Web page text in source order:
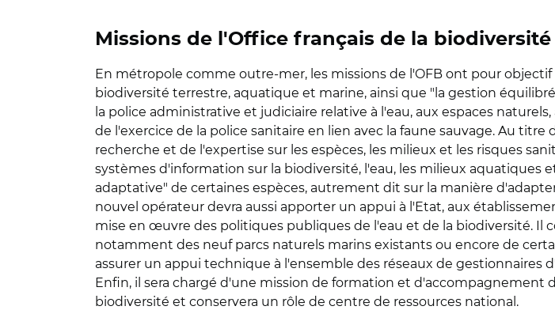
Missions de l'Office français de la biodiversité
En métropole comme outre-mer, les missions de l'OFB ont pour
biodiversité terrestre, aquatique et marine, ainsi que "la gestion
la police administrative et judiciaire relative à l'eau, aux espaces
de l'exercice de la police sanitaire en lien avec la faune sauvage. Au
recherche et de l'expertise sur les espèces, les milieux et les risques
systèmes d'information sur la biodiversité, l'eau, les milieux
adaptative" de certaines espèces, autrement dit sur la manière
nouvel opérateur devra aussi apporter un appui à l'Etat, aux
mise en œuvre des politiques publiques de l'eau et de la biodiversité. Il
notamment des neuf parcs naturels marins existants ou encore de
assurer un appui technique à l'ensemble des réseaux de gestionnaires
Enfin, il sera chargé d'une mission de formation et d'accompagnement
biodiversité et conservera un rôle de centre de ressources national.